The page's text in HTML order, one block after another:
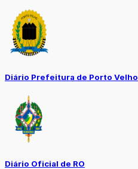
Diário Prefeitura de Porto Velho
Diário Oficial de RO